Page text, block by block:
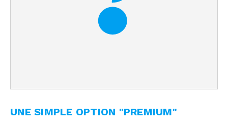
UNE SIMPLE OPTION "PREMIUM"